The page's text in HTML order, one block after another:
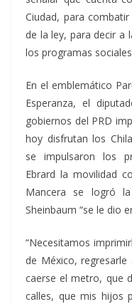
Ciudad, para
de la ley, para decir a
los programas
En el emblemático
Esperanza, el
gobiernos del PRD
hoy disfrutan los
se impulsaron los
Ebrard la movilidad
Mancera se logró
Sheinbaum “se le dio
“Necesitamos
de México,
caerse el metro, que
calles, que mis hijos